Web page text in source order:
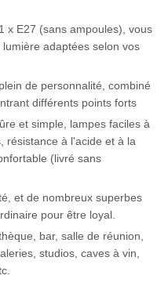
x E27 (sans ampoules), vous
adaptées selon vos
de personnalité, combiné
différents points forts
et simple, lampes faciles à
résistance à l'acide et à la
(livré sans
et de nombreux superbes
pour être loyal.
bar, salle de réunion,
studios, caves à vin,